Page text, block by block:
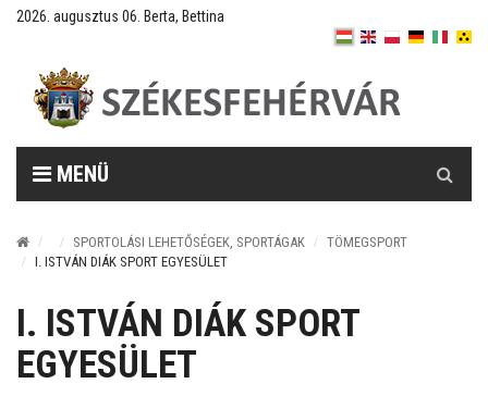
2026. augusztus 06. Berta, Bettina
MENÜ
SPORTOLÁSI LEHETŐSÉGEK, SPORTÁGAK
TÖMEGSPORT
I. ISTVÁN DIÁK SPORT EGYESÜLET
I. ISTVÁN DIÁK SPORT
EGYESÜLET